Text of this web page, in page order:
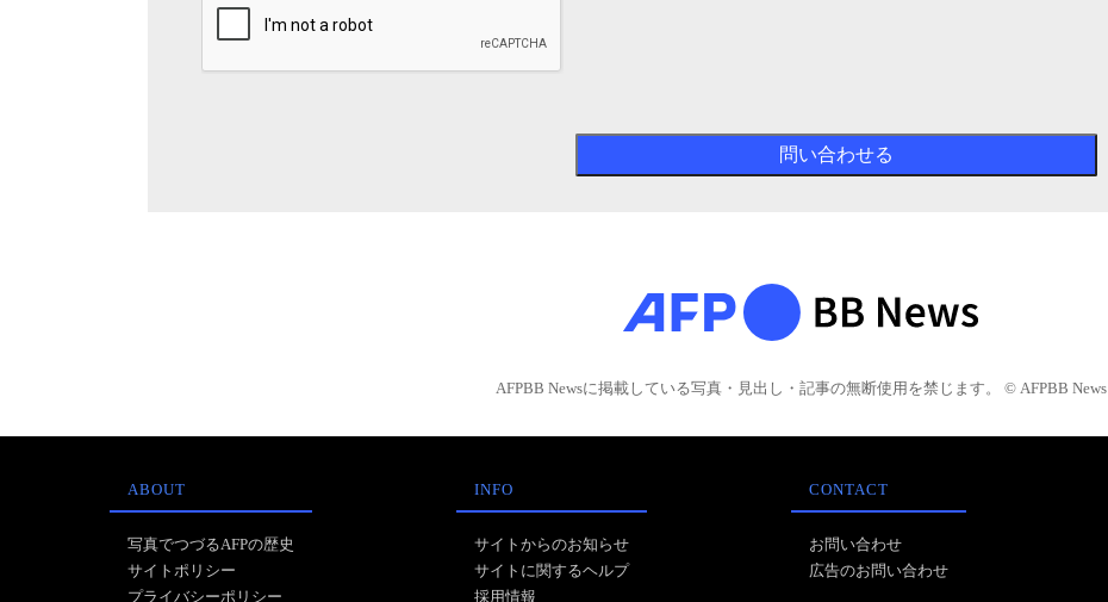
AFPBB Newsに掲載している写真・見出し・記事の無断使用を禁じます。 © AFPBB News
ABOUT
写真でつづるAFPの歴史
サイトポリシー
プライバシーポリシー
INFO
サイトからのお知らせ
サイトに関するヘルプ
採用情報
CONTACT
お問い合わせ
広告のお問い合わせ